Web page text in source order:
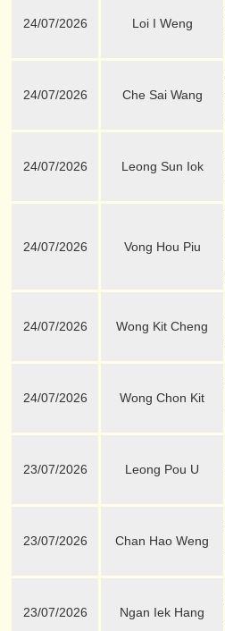
24/07/2026 Loi I Weng
24/07/2026 Che Sai Wang
24/07/2026 Leong Sun Iok
24/07/2026 Vong Hou Piu
24/07/2026 Wong Kit Cheng
24/07/2026 Wong Chon Kit
23/07/2026 Leong Pou U
23/07/2026 Chan Hao Weng
23/07/2026 Ngan Iek Hang